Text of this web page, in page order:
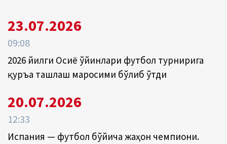
23.07.2026
09:08
2026 йилги Осиё ўйинлари футбол турнирига
қуръа ташлаш маросими бўлиб ўтди
20.07.2026
12:33
Испания — футбол бўйича жаҳон чемпиони.